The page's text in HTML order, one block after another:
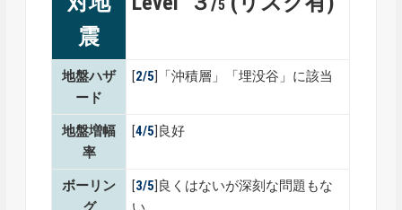
震
5
地盤ハザ
ード
[2/5]「沖積層」「埋没谷」に該当
地盤増幅
率
[4/5]良好
ボーリン
[3/5]良くはないが深刻な問題もな